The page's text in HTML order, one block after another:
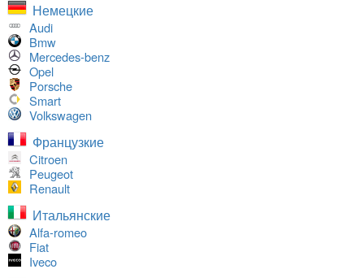
Немецкие
Audi
Bmw
Mercedes-benz
Opel
Porsche
Smart
Volkswagen
Французкие
Citroen
Peugeot
Renault
Итальянские
Alfa-romeo
Fiat
Iveco